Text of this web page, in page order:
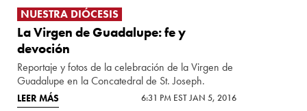
NUESTRA DIÓCESIS
La Virgen de Guadalupe: fe y
devoción
Reportaje y fotos de la celebración de la Virgen de
Guadalupe en la Concatedral de St. Joseph.
LEER MÁS 6:31 PM EST JAN 5, 2016